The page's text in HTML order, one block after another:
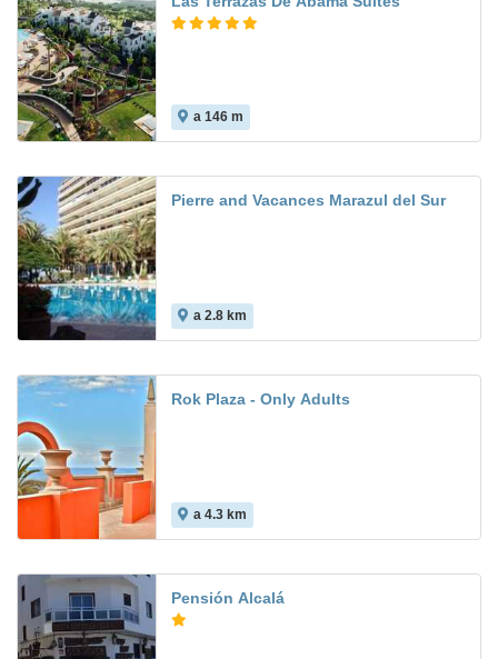
a 146 m
Pierre and Vacances Marazul del Sur
a 2.8 km
Rok Plaza - Only Adults
a 4.3 km
Pensión Alcalá